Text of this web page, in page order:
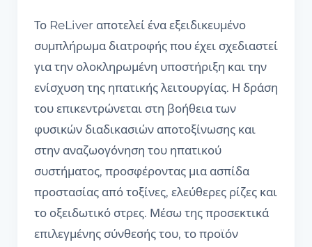
Το ReLiver αποτελεί ένα εξειδικευμένο
συμπλήρωμα διατροφής που έχει σχεδιαστεί
για την ολοκληρωμένη υποστήριξη και την
ενίσχυση της ηπατικής λειτουργίας. Η δράση
του επικεντρώνεται στη βοήθεια των
φυσικών διαδικασιών αποτοξίνωσης και
στην αναζωογόνηση του ηπατικού
συστήματος, προσφέροντας μια ασπίδα
προστασίας από τοξίνες, ελεύθερες ρίζες και
το οξειδωτικό στρες. Μέσω της προσεκτικά
επιλεγμένης σύνθεσής του, το προϊόν